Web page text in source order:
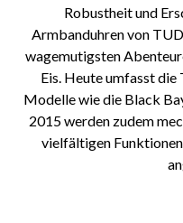
Robustheit und
Armbanduhren von
wagemutigsten
Eis. Heute umfasst
Modelle wie die Black
2015 werden zudem
vielfältigen